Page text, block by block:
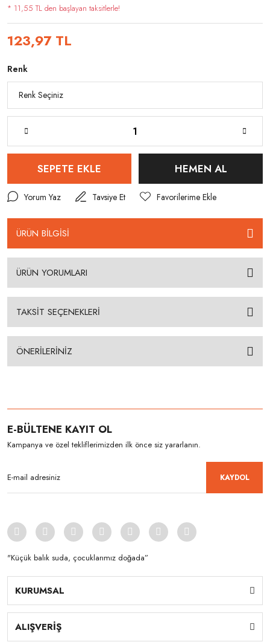
* 11,55 TL den başlayan taksitlerle!
123,97 TL
Renk
SEPETE EKLE HEMEN AL
Yorum Yaz Tavsiye Et
ÜRÜN BİLGİSİ
ÜRÜN YORUMLARI
TAKSİT SEÇENEKLERİ
ÖNERİLERİNİZ
E-BÜLTENE KAYIT OL
Kampanya ve özel tekliflerimizden ilk önce siz yararlanın.
KAYDOL
"Küçük balık suda, çocuklarımız doğada”
KURUMSAL
ALIŞVERİŞ